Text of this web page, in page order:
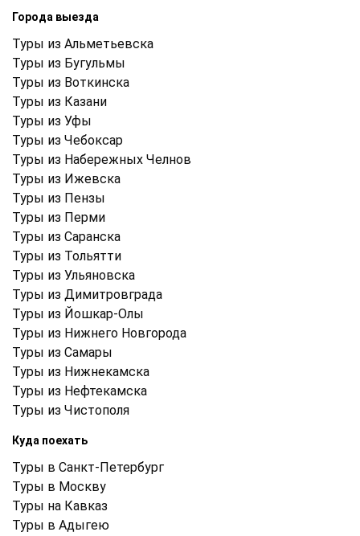
Города выезда
Туры из Альметьевска
Туры из Бугульмы
Туры из Воткинска
Туры из Казани
Туры из Уфы
Туры из Чебоксар
Туры из Набережных Челнов
Туры из Ижевска
Туры из Пензы
Туры из Перми
Туры из Саранска
Туры из Тольятти
Туры из Ульяновска
Туры из Димитровграда
Туры из Йошкар-Олы
Туры из Нижнего Новгорода
Туры из Самары
Туры из Нижнекамска
Туры из Нефтекамска
Туры из Чистополя
Куда поехать
Туры в Санкт-Петербург
Туры в Москву
Туры на Кавказ
Туры в Адыгею